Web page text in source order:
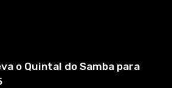
o Quintal do Samba para